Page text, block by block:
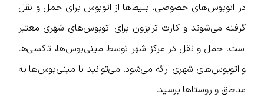
در اتوبوس‌های خصوصی، بلیط‌ها از اتوبوس برای حمل و نقل
گرفته می‌شوند و کارت ترابزون برای اتوبوس‌های شهری معتبر
است. حمل و نقل در مرکز شهر توسط مینی‌بوس‌ها، تاکسی‌ها
و اتوبوس‌های شهری ارائه می‌شود. می‌توانید با مینی‌بوس‌ها به
مناطق و روستاها برسید.